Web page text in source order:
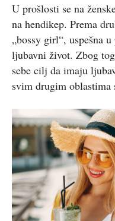
U prošlosti se na
na hendikep. Prema
„bossy girl“, uspešna
ljubavni život. Zbog
sebe cilj da imaju
svim drugim oblastima